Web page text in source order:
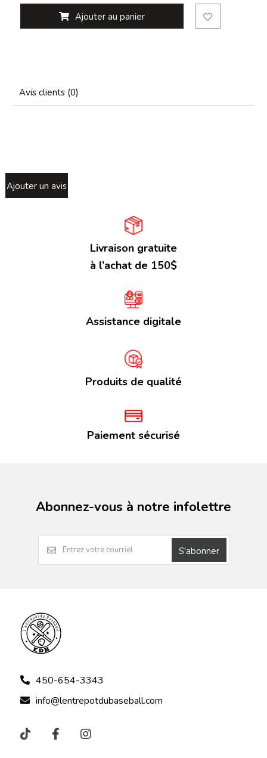
Ajouter au panier
Avis clients (0)
Ajouter un avis
Livraison gratuite
à l’achat de 150$
Assistance digitale
Produits de qualité
Paiement sécurisé
Abonnez-vous à notre infolettre
S'abonner
450-654-3343
info@lentrepotdubaseball.com